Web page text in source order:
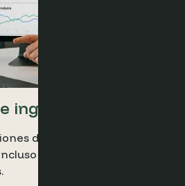
ingresos
directas de toda su
si estos utilizan